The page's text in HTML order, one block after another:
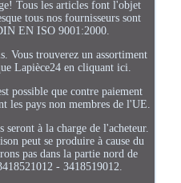
Tous les articles font l'objet
tous nos fournisseurs sont
EN ISO 9001:2000.
Vous trouverez un assortiment
Lapièce24 en cliquant ici.
possible que contre paiement
les pays non membres de l'UE.
seront à la charge de l'acheteur.
peut se produire à cause du
pas dans la partie nord de
- 3418519012.